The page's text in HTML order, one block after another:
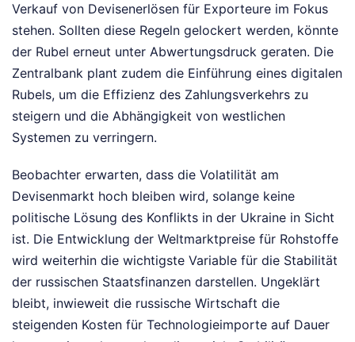
Verkauf von Devisenerlösen für Exporteure im Fokus
stehen. Sollten diese Regeln gelockert werden, könnte
der Rubel erneut unter Abwertungsdruck geraten. Die
Zentralbank plant zudem die Einführung eines digitalen
Rubels, um die Effizienz des Zahlungsverkehrs zu
steigern und die Abhängigkeit von westlichen
Systemen zu verringern.
Beobachter erwarten, dass die Volatilität am
Devisenmarkt hoch bleiben wird, solange keine
politische Lösung des Konflikts in der Ukraine in Sicht
ist. Die Entwicklung der Weltmarktpreise für Rohstoffe
wird weiterhin die wichtigste Variable für die Stabilität
der russischen Staatsfinanzen darstellen. Ungeklärt
bleibt, inwieweit die russische Wirtschaft die
steigenden Kosten für Technologieimporte auf Dauer